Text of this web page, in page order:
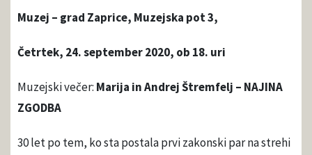
Muzej – grad Zaprice, Muzejska pot 3,
Četrtek, 24. september 2020, ob 18. uri
Muzejski večer: Marija in Andrej Štremfelj – NAJINA
ZGODBA
30 let po tem, ko sta postala prvi zakonski par na strehi